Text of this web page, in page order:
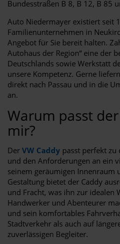
Bundesstraßen B 8, B 12, B 85
Auto Niedermayer existiert seit
Familienunternehmen in
Angebot für Sie bereit halten.
Autohaus der Region“ eine der
Deutschlands sowie Werkstatt
unsere Kompetenz. Gerne
direkt nach Passau und in die
an.
Warum passt
mir?
Der VW Caddy passt perfekt zu
und den Anforderungen an ein
seinem geräumigen Innenraum
Gestaltung bietet der Caddy
und Fracht, was ihn zur idealen
Handwerker und Abenteurer
und sein komfortables
Stadtverkehr als auch auf
zuverlässigen Begleiter.